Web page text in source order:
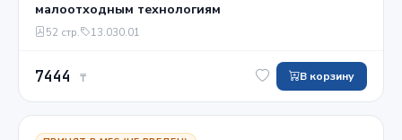
малоотходным технологиям
52 стр. 13.030.01
7444 ₸ В корзину